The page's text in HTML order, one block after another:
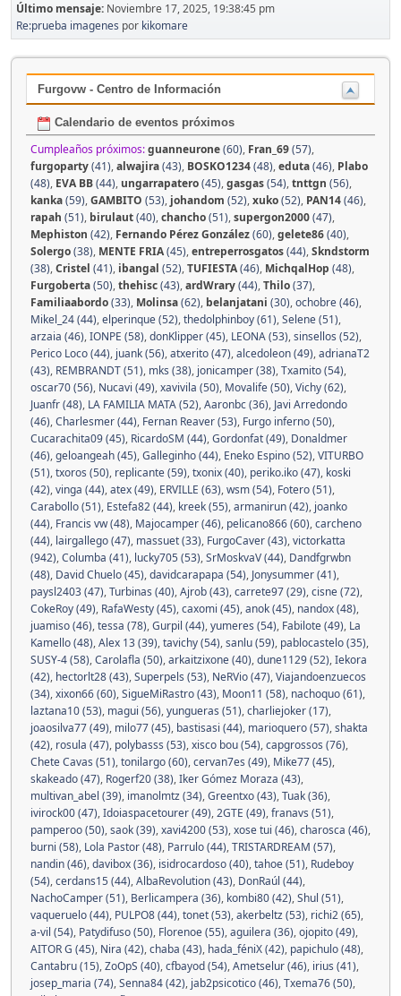
Último mensaje: Noviembre 17, 2025, 19:38:45 pm
Re:prueba imagenes por kikomare
Furgovw - Centro de Información
Calendario de eventos próximos
Cumpleaños próximos:guanneurone(60), Fran_69(57),
furgoparty(41),alwajira(43), BOSKO1234(48),eduta(46), Plabo
(48), EVA BB(44), ungarrapatero(45),gasgas(54),tnttgn (56),
kanka(59),GAMBITO (53), johandom (52),xuko(52), PAN14(46),
rapah (51), birulaut(40),chancho(51),supergon2000(47),
Mephiston (42), Fernando Pérez González(60),gelete86(40),
Solergo(38), MENTE FRIA(45),entreperrosgatos(44),Skndstorm
(38),Cristel (41), ibangal (52),TUFIESTA(46), MichqalHop (48),
Furgoberta(50),thehisc(43),ardWrary(44),Thilo(37),
Familiaabordo(33), Molinsa(62), belanjatani (30),ochobre (46),
Mikel_24 (44),elperinque (52),thedolphinboy (61),Selene (51),
arzaia (46),IONPE (58),donKlipper (45), LEONA (53),sinsellos (52),
Perico Loco (44), juank (56),atxerito (47),alcedoleon (49),adrianaT2
(43), REMBRANDT (51), mks (38), jonicamper (38),Txamito (54),
oscar70 (56), Nucavi (49),xavivila (50), Movalife (50),Vichy (62),
Juanfr (48), LA FAMILIA MATA (52),Aaronbc (36), Javi Arredondo
(46),Charlesmer (44), Fernan Reaver (53), Furgo inferno (50),
Cucarachita09 (45), RicardoSM (44),Gordonfat (49), Donaldmer
(46),geloangeah (45),Galleginho (44), Eneko Espino (52),VITURBO
(51),txoros (50), replicante (59),txonix (40), periko.iko (47), koski
(42),vinga (44),atex (49), ERVILLE (63),wsm (54), Fotero (51),
Carabollo (51), Estefa82 (44), kreek (55),armanirun (42), joanko
(44), Francis vw (48), Majocamper (46), pelicano866 (60),carcheno
(44), lairgallego (47), massuet (33), FurgoCaver (43),victorkatta
(942),Columba (41), lucky705 (53),SrMoskvaV (44), Dandfgrwbn
(48), David Chuelo (45),davidcarapapa (54), Jonysummer (41),
paysl2403 (47),Turbinas (40),Ajrob (43),carrete97 (29),cisne (72),
CokeRoy (49), RafaWesty (45),caxomi (45),anok (45), nandox (48),
juamiso (46),tessa (78),Gurpil (44),yumeres (54), Fabilote (49), La
Kamello (48),Alex 13 (39),tavichy (54),sanlu (59), pablocastelo (35),
SUSY-4 (58),Carolafla (50),arkaitzixone (40),dune1129 (52),Iekora
(42), hectorlt28 (43),Superpels (53), NeRVio (47),Viajandoenzuecos
(34),xixon66 (60),SigueMiRastro (43), Moon11 (58), nachoquo (61),
laztana10 (53), magui (56),yungueras (51),charliejoker (17),
joaosilva77 (49), milo77 (45), bastisasi (44), marioquero (57),shakta
(42), rosula (47), polybasss (53),xisco bou (54),capgrossos (76),
Chete Cavas (51),tonilargo (60),cervan7es (49), Mike77 (45),
skakeado (47), Rogerf20 (38),Iker Gómez Moraza (43),
multivan_abel (39), imanolmtz (34),Greentxo (43),Tuak (36),
ivirock00 (47),Idoiaspacetourer (49),2GTE (49),franavs (51),
pamperoo (50),saok (39),xavi4200 (53),xose tui (46),charosca (46),
burni (58), Lola Pastor (48), Parrulo (44),TRISTARDREAM (57),
nandin (46),davibox (36), isidrocardoso (40),tahoe (51), Rudeboy
(54),cerdans15 (44),AlbaRevolution (43), DonRaúl (44),
NachoCamper (51), Berlicampera (36), kombi80 (42),Shul (51),
vaqueruelo (44), PULPO8 (44),tonet (53),akerbeltz (53), richi2 (65),
a-vil (54), Patydifuso (50), Florenoe (55),aguilera (36),ojopito (49),
AITOR G (45), Nira (42),chaba (43), hada_féniX (42), papichulo (48),
Cantabru (15),ZoOpS (40),cfbayod (54),Ametselur (46), irius (41),
josep_maria (74),Senna84 (42), jab2psicotico (46),Txema76 (50),